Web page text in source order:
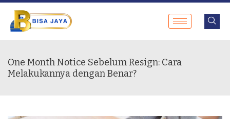
One Month Notice Sebelum Resign: Cara
Melakukannya dengan Benar?